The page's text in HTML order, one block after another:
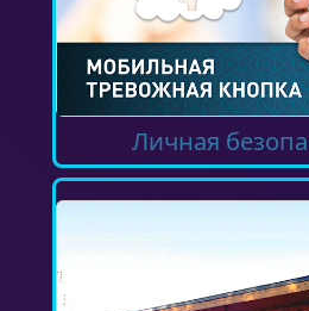
Личная